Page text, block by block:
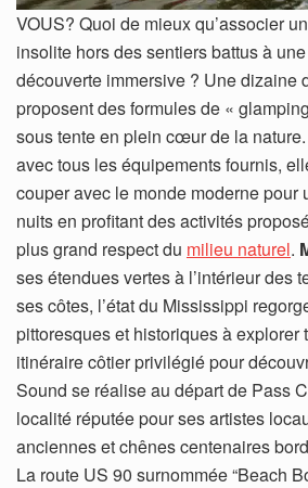
VOUS? Quoi de mieux qu’associer
insolite hors des sentiers battus à
découverte immersive ? Une dizaine
proposent des formules de «
sous tente en plein cœur de la
avec tous les équipements fournis,
couper avec le monde moderne pour
nuits en profitant des activités
plus grand respect du milieu naturel.
ses étendues vertes à l’intérieur des
ses côtes, l’état du Mississippi
pittoresques et historiques à explorer
itinéraire côtier privilégié pour
Sound se réalise au départ de Pass
localité réputée pour ses artistes
anciennes et chênes centenaires
La route US 90 surnommée “Beach